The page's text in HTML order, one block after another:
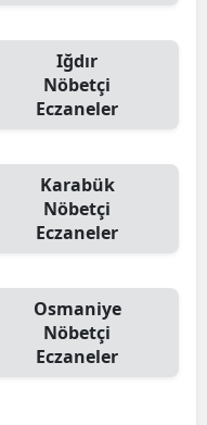
Iğdır
Nöbetçi
Eczaneler
Karabük
Nöbetçi
Eczaneler
Osmaniye
Nöbetçi
Eczaneler